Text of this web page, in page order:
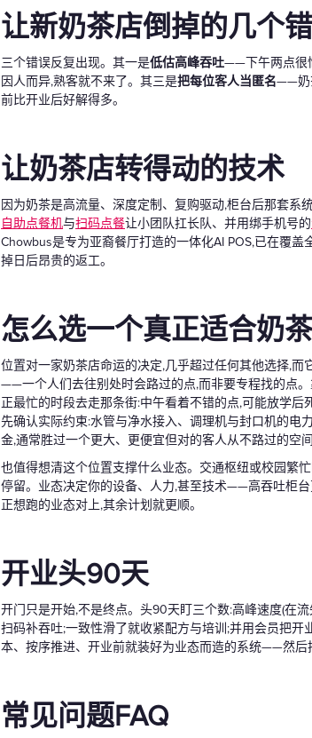
让新奶茶店倒掉的几个
三个错误反复出现。其一是低估高峰吞吐——下午两点很
因人而异,熟客就不来了。其三是把每位客人当匿名——奶
前比开业后好解得多。
让奶茶店转得动的技术
因为奶茶是高流量、深度定制、复购驱动,柜台后那套系
自助点餐机与扫码点餐让小团队扛长队、并用绑手机号的
Chowbus是专为亚裔餐厅打造的一体化AI POS,已在覆
掉日后昂贵的返工。
怎么选一个真正适合奶
位置对一家奶茶店命运的决定,几乎超过任何其他选择,
——一个人们去往别处时会路过的点,而非要专程找的点
正最忙的时段去走那条街:中午看着不错的点,可能放学
先确认实际约束:水管与净水接入、调理机与封口机的电
金,通常胜过一个更大、更便宜但对的客人从不路过的空间
也值得想清这个位置支撑什么业态。交通枢纽或校园繁
停留。业态决定你的设备、人力,甚至技术——高吞吐柜台
正想跑的业态对上,其余计划就更顺。
开业头90天
开门只是开始,不是终点。头90天盯三个数:高峰速度(在
扫码补吞吐;一致性滑了就收紧配方与培训;并用会员把
本、按序推进、开业前就装好为业态而造的系统——然后
常见问题FAQ